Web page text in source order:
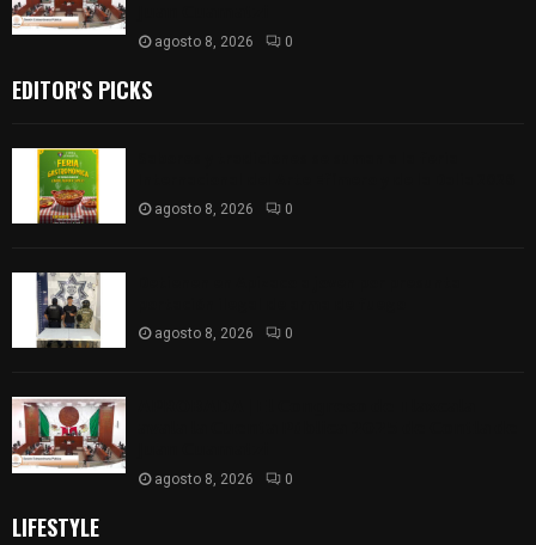
agosto 8, 2026 0
EDITOR'S PICKS
agosto 8, 2026 0
agosto 8, 2026 0
agosto 8, 2026 0
LIFESTYLE